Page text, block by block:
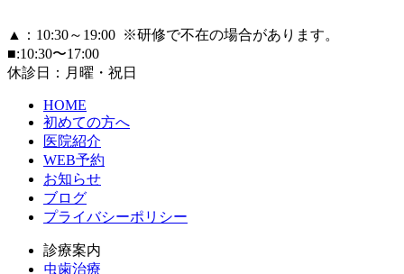
▲：10:30～19:00 ※研修で不在の場合があります。
■:10:30〜17:00
休診日：月曜・祝日
HOME
初めての方へ
医院紹介
WEB予約
お知らせ
ブログ
プライバシーポリシー
診療案内
虫歯治療